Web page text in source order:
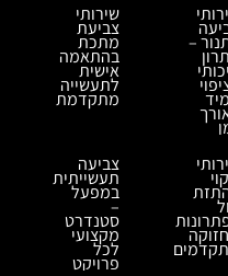
–
שירותי
צביעת
מתכת
בהתאמה
אישית
לתעשייה
מתקדמת
צביעה
תעשייתית
במפעל
–
סטנדרט
מקצועי
לכל
פרויקט